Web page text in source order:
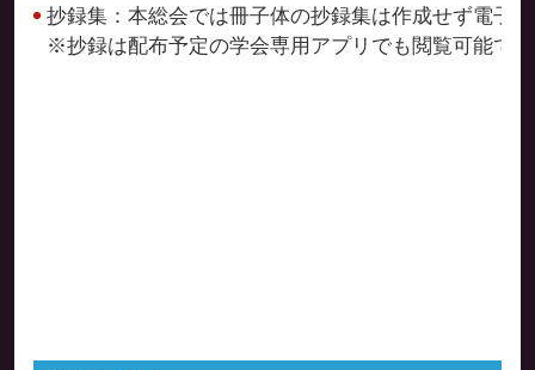
抄録集：本総会では冊子体の抄録集は作成せず電子
※抄録は配布予定の学会専用アプリでも閲覧可能で